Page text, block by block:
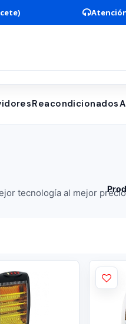
Reacondicionados
tecnología al mejor